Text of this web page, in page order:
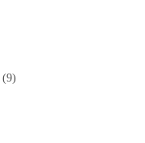
(9)